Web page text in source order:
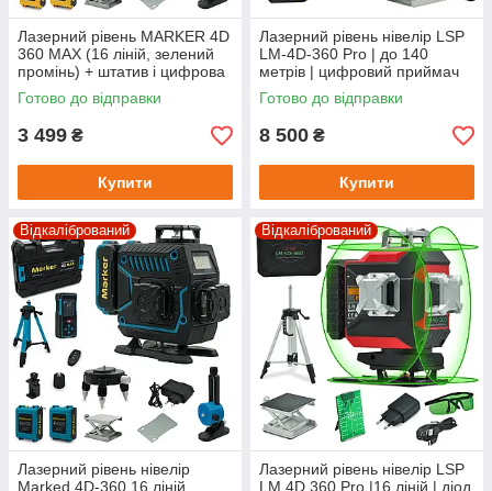
Лазерний рівень MARKER 4D
360 MAX (16 ліній, зелений
промінь) + штатив і цифрова
лазерна рулетка
Готово до відправки
3 499 ₴
Купити
Лазерний рівень нівелір LSP
LM-4D-360 Pro | до 140
метрів | цифровий приймач
RL70
Готово до відправки
8 500 ₴
Купити
Відкалібрований
Лазерний рівень нівелір
Marked 4D-360 16 ліній
Відкалібрований
Лазерний рівень нівелір LSP
LM 4D 360 Pro |16 ліній | діод